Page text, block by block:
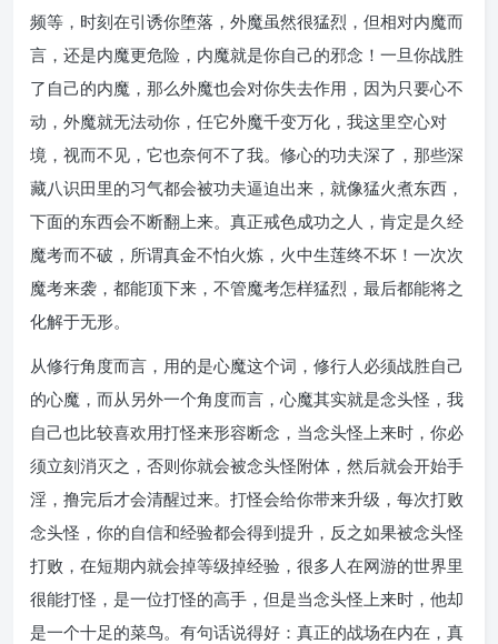
频等，时刻在引诱你堕落，外魔虽然很猛烈，但相对内魔而
言，还是内魔更危险，内魔就是你自己的邪念！一旦你战胜
了自己的内魔，那么外魔也会对你失去作用，因为只要心不
动，外魔就无法动你，任它外魔千变万化，我这里空心对
境，视而不见，它也奈何不了我。修心的功夫深了，那些深
藏八识田里的习气都会被功夫逼迫出来，就像猛火煮东西，
下面的东西会不断翻上来。真正戒色成功之人，肯定是久经
魔考而不破，所谓真金不怕火炼，火中生莲终不坏！一次次
魔考来袭，都能顶下来，不管魔考怎样猛烈，最后都能将之
化解于无形。
从修行角度而言，用的是心魔这个词，修行人必须战胜自己
的心魔，而从另外一个角度而言，心魔其实就是念头怪，我
自己也比较喜欢用打怪来形容断念，当念头怪上来时，你必
须立刻消灭之，否则你就会被念头怪附体，然后就会开始手
淫，撸完后才会清醒过来。打怪会给你带来升级，每次打败
念头怪，你的自信和经验都会得到提升，反之如果被念头怪
打败，在短期内就会掉等级掉经验，很多人在网游的世界里
很能打怪，是一位打怪的高手，但是当念头怪上来时，他却
是一个十足的菜鸟。有句话说得好：真正的战场在内在，真